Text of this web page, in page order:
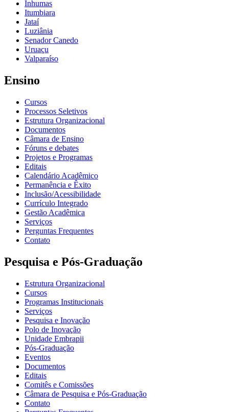
Inhumas
Itumbiara
Jataí
Luziânia
Senador Canedo
Uruaçu
Valparaíso
Ensino
Cursos
Processos Seletivos
Estrutura Organizacional
Documentos
Câmara de Ensino
Fóruns e debates
Projetos e Programas
Editais
Calendário Acadêmico
Permanência e Êxito
Inclusão/Acessibilidade
Currículo Integrado
Gestão Acadêmica
Serviços
Perguntas Frequentes
Contato
Pesquisa e Pós-Graduação
Estrutura Organizacional
Cursos
Programas Institucionais
Serviços
Pesquisa e Inovação
Polo de Inovação
Unidade Embrapii
Pós-Graduação
Eventos
Documentos
Editais
Comitês e Comissões
Câmara de Pesquisa e Pós-Graduação
Contato